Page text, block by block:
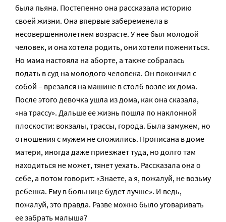
была пьяна. Постепенно она рассказала историю
своей жизни. Она впервые забеременела в
несовершеннолетнем возрасте. У нее был молодой
человек, и она хотела родить, они хотели пожениться.
Но мама настояла на аборте, а также собралась
подать в суд на молодого человека. Он покончил с
собой – врезался на машине в столб возле их дома.
После этого девочка ушла из дома, как она сказала,
«на трассу». Дальше ее жизнь пошла по наклонной
плоскости: вокзалы, трассы, города. Была замужем, но
отношения с мужем не сложились. Прописана в доме
матери, иногда даже приезжает туда, но долго там
находиться не может, тянет уехать. Рассказала она о
себе, а потом говорит: «Знаете, а я, пожалуй, не возьму
ребенка. Ему в больнице будет лучше». И ведь,
пожалуй, это правда. Разве можно было уговаривать
ее забрать малыша?